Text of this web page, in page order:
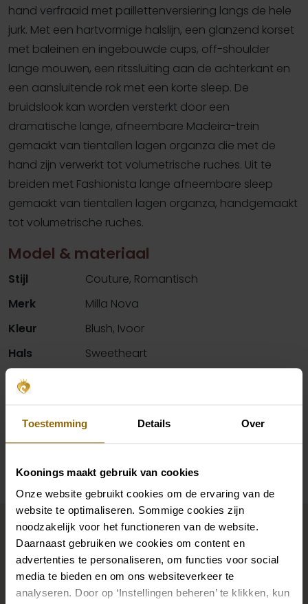
Toestemming Details Over
Koonings maakt gebruik van cookies
Onze website gebruikt cookies om de ervaring van de
website te optimaliseren. Sommige cookies zijn
noodzakelijk voor het functioneren van de website.
Daarnaast gebruiken we cookies om content en
advertenties te personaliseren, om functies voor social
media te bieden en om ons websiteverkeer te
analyseren. Door op ‘Instellingen beheren’ te klikken, kun
hand verfraaid met paillettenversiering langs de hele
jurk. Met een hartvormige halslijn, een glanzend korset
met baleinen en ingebouwde cups, off-shoulder
lange mouwen, een ritssluiting aan de achterkant en
een aansluitende rok met een korte sleep. De
bruidslook kan worden versterkt door een
dramatische lange, afneembare Madeira-trein
gemaakt van tientallen lagen organza die met de
hand zijn verwerkt tot volumetrische ruches. Uit te
breiden met Fashionista lange afneembare sleep
gemaakt van tientallen lagen organza, handgemaakt
tot volumetrische ruches.
Model & materiaal
Stijl
Couture, Romantisch
Merk
Milla Nova
Kleur
Blush, Ivoor
Hals
Sweetheart
Silhouet
Mouwen
Off shoulder
Maak jouw bridallook
compleet
De perfecte trouwschoenen voor onder je trouwjurk,